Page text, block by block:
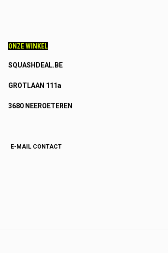
ONZE WINKEL
SQUASHDEAL.BE
GROTLAAN 111a
3680 NEEROETEREN
E-MAIL CONTACT